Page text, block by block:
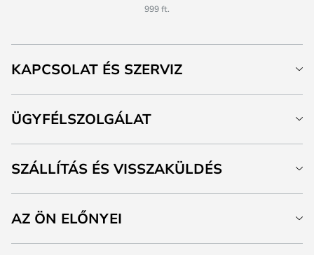
999 ft.
KAPCSOLAT ÉS SZERVIZ
ÜGYFÉLSZOLGÁLAT
SZÁLLÍTÁS ÉS VISSZAKÜLDÉS
AZ ÖN ELŐNYEI